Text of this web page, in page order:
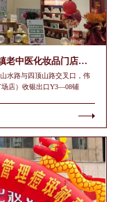
恭贺安徽省合肥市肥东县埠镇老中医化妆品门店开业
水路与四顶山路交叉口，伟
场店）收银出口Y3—08铺